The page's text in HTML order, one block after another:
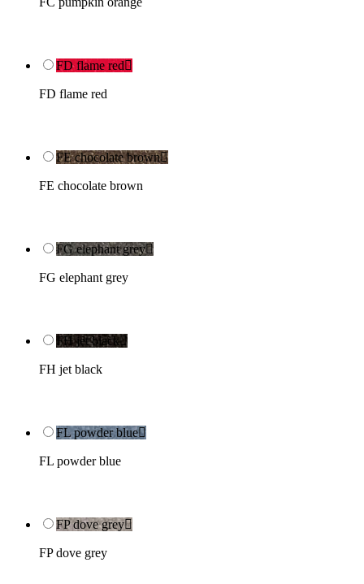
FD flame red
FD flame red
FE chocolate brown
FE chocolate brown
FG elephant grey
FG elephant grey
FH jet black
FH jet black
FL powder blue
FL powder blue
FP dove grey
FP dove grey